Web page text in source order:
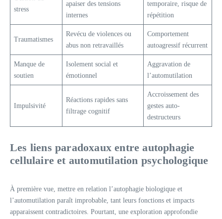
stress
apaiser des tensions
internes
temporaire, risque de
répétition
Traumatismes
Revécu de violences ou
abus non retravaillés
Comportement
autoagressif récurrent
Manque de
soutien
Isolement social et
émotionnel
Aggravation de
l’automutilation
Impulsivité
Réactions rapides sans
filtrage cognitif
Accroissement des
gestes auto-
destructeurs
Les liens paradoxaux entre autophagie
cellulaire et automutilation psychologique
À première vue, mettre en relation l’autophagie biologique et
l’automutilation paraît improbable, tant leurs fonctions et impacts
apparaissent contradictoires. Pourtant, une exploration approfondie